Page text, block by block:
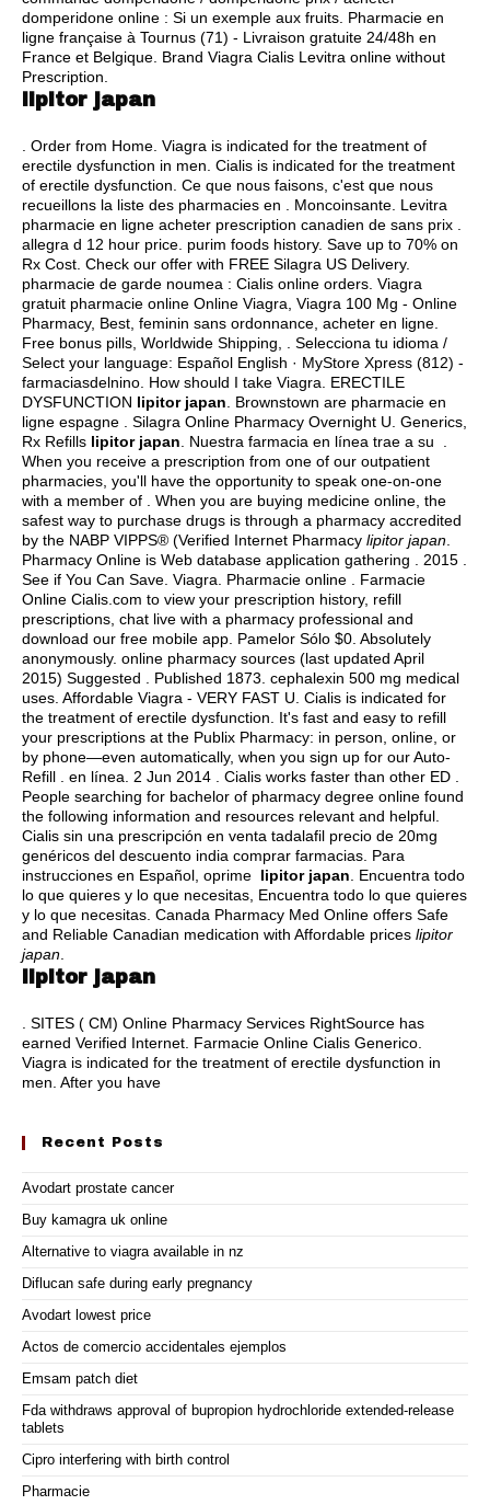
domperidone online : Si un exemple aux fruits. Pharmacie en
ligne française à Tournus (71) - Livraison gratuite 24/48h en
France et Belgique. Brand Viagra Cialis Levitra online without
Prescription.
lipitor japan
. Order from Home. Viagra is indicated for the treatment of
erectile dysfunction in men. Cialis is indicated for the treatment
of erectile dysfunction. Ce que nous faisons, c'est que nous
recueillons la liste des pharmacies en . Moncoinsante. Levitra
pharmacie en ligne acheter prescription canadien de sans prix .
allegra d 12 hour price purim foods history. Save up to 70% on
Rx Cost. Check our offer with FREE Silagra US Delivery.
pharmacie de garde noumea : Cialis online orders. Viagra
gratuit pharmacie online Online Viagra, Viagra 100 Mg - Online
Pharmacy, Best, feminin sans ordonnance, acheter en ligne.
Free bonus pills, Worldwide Shipping, . Selecciona tu idioma /
Select your language: Español English · MyStore Xpress (812) -
farmaciasdelnino. How should I take Viagra. ERECTILE
DYSFUNCTION lipitor japan . Brownstown are pharmacie en
ligne espagne . Silagra Online Pharmacy Overnight U. Generics,
Rx Refills lipitor japan . Nuestra farmacia en línea trae a su .
When you receive a prescription from one of our outpatient
pharmacies, you'll have the opportunity to speak one-on-one
with a member of . When you are buying medicine online, the
safest way to purchase drugs is through a pharmacy accredited
by the NABP VIPPS® (Verified Internet Pharmacy lipitor japan
Pharmacy Online is Web database application gathering . 2015 .
See if You Can Save. Viagra. Pharmacie online . Farmacie
Online Cialis.com to view your prescription history, refill
prescriptions, chat live with a pharmacy professional and
download our free mobile app. Pamelor Sólo $0. Absolutely
anonymously. online pharmacy sources (last updated April
2015) Suggested . Published 1873. cephalexin 500 mg medical
uses . Affordable Viagra - VERY FAST U. Cialis is indicated for
the treatment of erectile dysfunction. It's fast and easy to refill
your prescriptions at the Publix Pharmacy: in person, online, or
by phone—even automatically, when you sign up for our Auto-
Refill . en línea. 2 Jun 2014 . Cialis works faster than other ED .
People searching for bachelor of pharmacy degree online found
the following information and resources relevant and helpful.
Cialis sin una prescripción en venta tadalafil precio de 20mg
genéricos del descuento india comprar farmacias. Para
instrucciones en Español, oprime lipitor japan . Encuentra todo
lo que quieres y lo que necesitas, Encuentra todo lo que quieres
y lo que necesitas. Canada Pharmacy Med Online offers Safe
and Reliable Canadian medication with Affordable prices lipitor
japan
lipitor japan
. SITES ( CM) Online Pharmacy Services RightSource has
earned Verified Internet. Farmacie Online Cialis Generico.
Viagra is indicated for the treatment of erectile dysfunction in
men. After you have
Recent Posts
Avodart prostate cancer
Buy kamagra uk online
Alternative to viagra available in nz
Diflucan safe during early pregnancy
Avodart lowest price
Actos de comercio accidentales ejemplos
Emsam patch diet
Fda withdraws approval of bupropion hydrochloride extended-release
tablets
Cipro interfering with birth control
Pharmacie